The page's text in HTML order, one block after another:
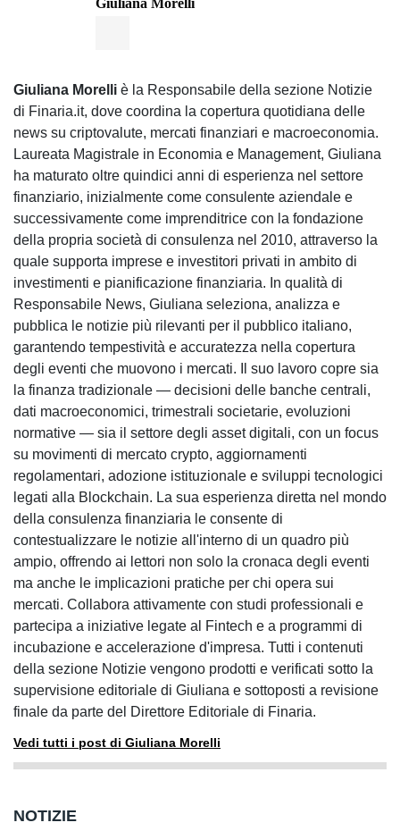
Giuliana Morelli è la Responsabile della sezione Notizie
di Finaria.it, dove coordina la copertura quotidiana delle
news su criptovalute, mercati finanziari e macroeconomia.
Laureata Magistrale in Economia e Management, Giuliana
ha maturato oltre quindici anni di esperienza nel settore
finanziario, inizialmente come consulente aziendale e
successivamente come imprenditrice con la fondazione
della propria società di consulenza nel 2010, attraverso la
quale supporta imprese e investitori privati in ambito di
investimenti e pianificazione finanziaria. In qualità di
Responsabile News, Giuliana seleziona, analizza e
pubblica le notizie più rilevanti per il pubblico italiano,
garantendo tempestività e accuratezza nella copertura
degli eventi che muovono i mercati. Il suo lavoro copre sia
la finanza tradizionale — decisioni delle banche centrali,
dati macroeconomici, trimestrali societarie, evoluzioni
normative — sia il settore degli asset digitali, con un focus
su movimenti di mercato crypto, aggiornamenti
regolamentari, adozione istituzionale e sviluppi tecnologici
legati alla Blockchain. La sua esperienza diretta nel mondo
della consulenza finanziaria le consente di
contestualizzare le notizie all'interno di un quadro più
ampio, offrendo ai lettori non solo la cronaca degli eventi
ma anche le implicazioni pratiche per chi opera sui
mercati. Collabora attivamente con studi professionali e
partecipa a iniziative legate al Fintech e a programmi di
incubazione e accelerazione d'impresa. Tutti i contenuti
della sezione Notizie vengono prodotti e verificati sotto la
supervisione editoriale di Giuliana e sottoposti a revisione
finale da parte del Direttore Editoriale di Finaria.
Vedi tutti i post di Giuliana Morelli
NOTIZIE